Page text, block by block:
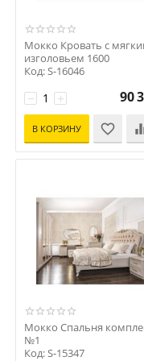
Мокко Кровать с
изголовьем 1600
Код: S-16046
+
− 90
В КОРЗИНУ
Мокко Спальня
№1
Код: S-15347